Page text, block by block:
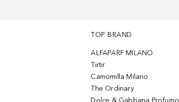
TOP BRAND
ALFAPARF MILANO
Tirtir
Camomilla Milano
The Ordinary
Dolce & Gabbana Profumo